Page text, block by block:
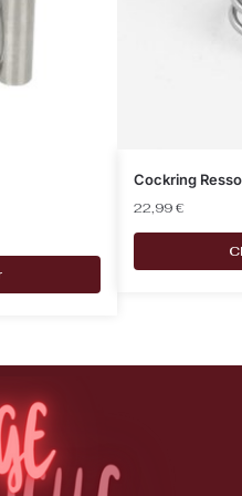
Cockring
22,99€